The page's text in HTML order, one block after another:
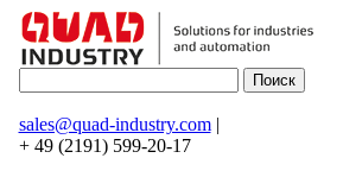
sales@quad-industry.com|
+ 49 (2191) 599-20-17